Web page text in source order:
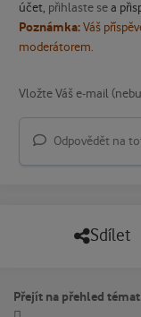
účet, přihlaste sea
Poznámka:Váš
moderátorem.
Odpovědět na
Sdílet
Přejít na přehled témat